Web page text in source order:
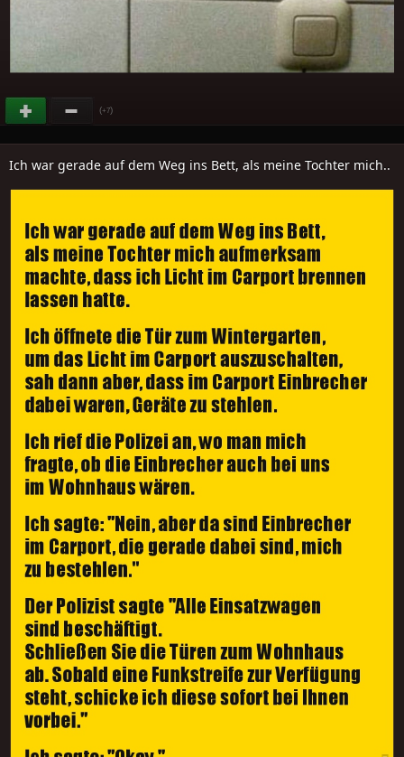
(+7)
Ich war gerade auf dem Weg ins Bett, als meine Tochter mich..